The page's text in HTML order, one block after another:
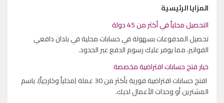
المزايا الرئيسية
التحصيل محلياً في أكثر من 45 دولة
تحصيل المدفوعات بسهولة في حسابات محلية في بلدان دافعي
الفواتير، مما يوفر عليك رسوم الدفع عبر الحدود.
خيار فتح حسابات افتراضية مخصصة
افتح حسابات افتراضية فورية بأكثر من 30 عملة (محلياً وخارجياً)، باسم
المشترين أو وحدات الأعمال لديك.